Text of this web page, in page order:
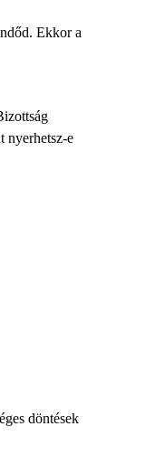
Ekkor a
nyerhetsz-e
döntések